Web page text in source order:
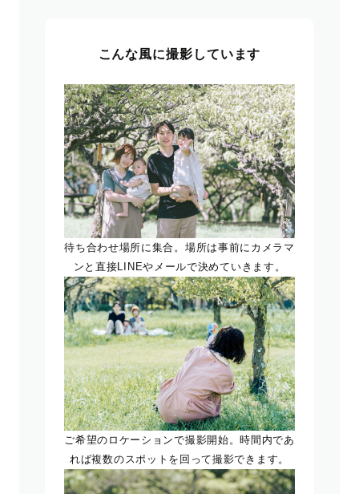
こんな風に撮影しています
待ち合わせ場所に集合。場所は事前にカメラマ
ンと直接LINEやメールで決めていきます。
ご希望のロケーションで撮影開始。時間内であ
れば複数のスポットを回って撮影できます。